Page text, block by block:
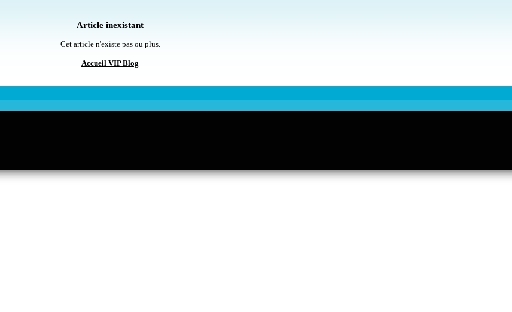
Article inexistant
Cet article n'existe pas ou plus.
Accueil VIP Blog